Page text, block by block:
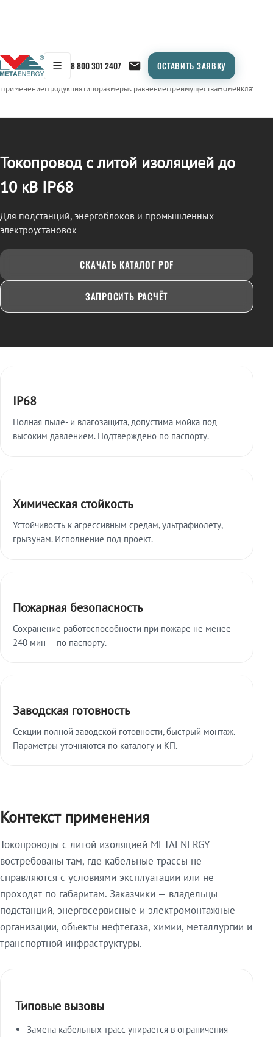
☰ 8 800 301 2407 ОСТАВИТЬ ЗАЯВКУ
← Продукция/ТОКОПРОВОД
ПрименениеПродукцияТипоразмерыСравнениеПреимуществаНоменклатура
Токопровод с литой изоляцией до
10 кВ IP68
Для подстанций, энергоблоков и промышленных
электроустановок
СКАЧАТЬ КАТАЛОГ PDF
ЗАПРОСИТЬ РАСЧЁТ
IP68
Полная пыле- и влагозащита, допустима мойка под
высоким давлением. Подтверждено по паспорту.
Химическая стойкость
Устойчивость к агрессивным средам, ультрафиолету,
грызунам. Исполнение под проект.
Пожарная безопасность
Сохранение работоспособности при пожаре не менее
240 мин — по паспорту.
Заводская готовность
Секции полной заводской готовности, быстрый монтаж.
Параметры уточняются по каталогу и КП.
Контекст применения
Токопроводы с литой изоляцией METAENERGY
востребованы там, где кабельные трассы не
справляются с условиями эксплуатации или не
проходят по габаритам. Заказчики — владельцы
подстанций, энергосервисные и электромонтажные
организации, объекты нефтегаза, химии, металлургии и
транспортной инфраструктуры.
Типовые вызовы
Замена кабельных трасс упирается в ограничения